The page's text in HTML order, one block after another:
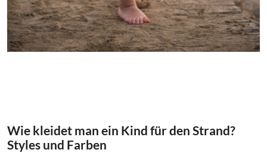
Wie kleidet man ein Kind für den Strand?
Styles und Farben